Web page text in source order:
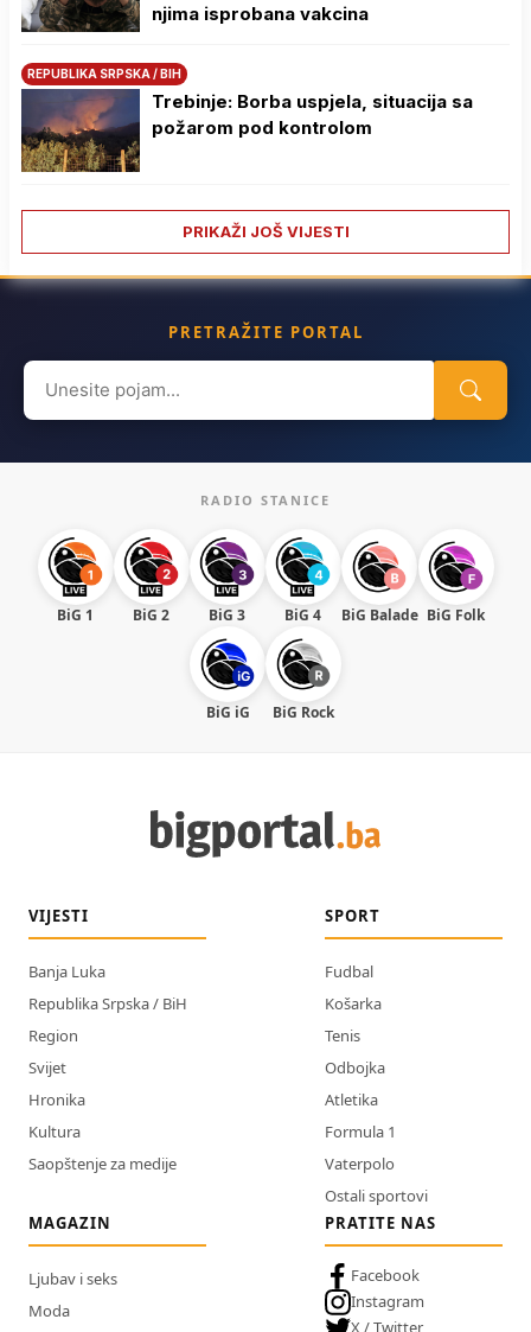
njima isprobana vakcina
REPUBLIKA SRPSKA / BIH
Trebinje: Borba uspjela, situacija sa
požarom pod kontrolom
PRIKAŽI JOŠ VIJESTI
PRETRAŽITE PORTAL
Search
for:
RADIO STANICE
BiG 1 BiG 2 BiG 3 BiG 4 BiG Balade BiG Folk
BiG iG BiG Rock
VIJESTI
Banja Luka
Republika Srpska / BiH
Region
Svijet
Hronika
Kultura
Saopštenje za medije
SPORT
Fudbal
Košarka
Tenis
Odbojka
Atletika
Formula 1
Vaterpolo
Ostali sportovi
MAGAZIN
Ljubav i seks
Moda
PRATITE NAS
Facebook
Instagram
X / Twitter